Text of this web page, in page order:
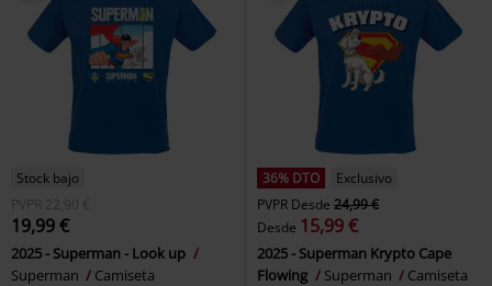
Stock bajo
PVPR 22,90 €
19,99 €
2025 - Superman - Look up
Superman
Camiseta
36% DTO
Exclusivo
PVPR Desde 24,99 €
Desde 15,99 €
2025 - Superman Krypto Cape
Flowing
Superman Camiseta